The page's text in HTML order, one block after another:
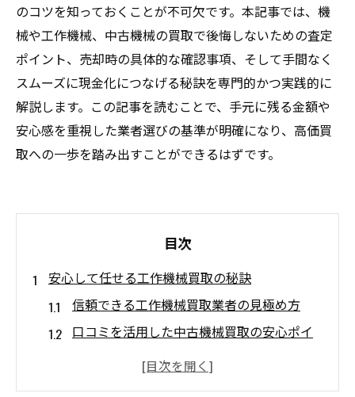
のコツを知っておくことが不可欠です。本記事では、機
械や工作機械、中古機械の買取で後悔しないための査定
ポイント、売却時の具体的な確認事項、そして手間なく
スムーズに現金化につなげる秘訣を専門的かつ実践的に
解説します。この記事を読むことで、手元に残る金額や
安心感を重視した業者選びの基準が明確になり、高価買
取への一歩を踏み出すことができるはずです。
目次
安心して任せる工作機械買取の秘訣
信頼できる工作機械買取業者の見極め方
口コミを活用した中古機械買取の安心ポイ